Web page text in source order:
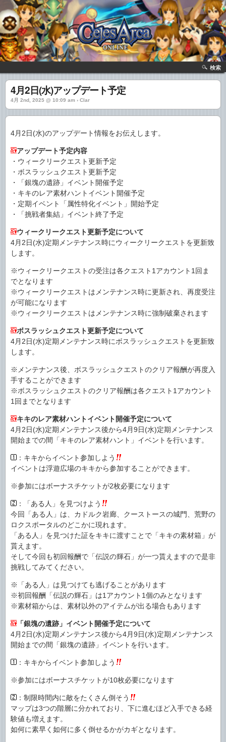
検索
4月2日(水)アップデート予定
4月 2nd, 2025 @ 10:09 am › Clar
4月2日(水)のアップデート情報をお伝えします。
アップデート予定内容
・ウィークリークエスト更新予定
・ボスラッシュクエスト更新予定
・「銀塊の遺跡」イベント開催予定
・キキのレア素材ハントイベント開催予定
・定期イベント「属性特化イベント」開始予定
・「挑戦者集結」イベント終了予定
ウィークリークエスト更新予定について
4月2日(水)定期メンテナンス時にウィークリークエストを更新致
します。
※ウィークリークエストの受注は各クエスト1アカウント1回ま
でとなります
※ウィークリークエストはメンテナンス時に更新され、再度受注
が可能になります
※ウィークリークエストはメンテナンス時に強制破棄されます
ボスラッシュクエスト更新予定について
4月2日(水)定期メンテナンス時にボスラッシュクエストを更新致
します。
※メンテナンス後、ボスラッシュクエストのクリア報酬が再度入
手することができます
※ボスラッシュクエストのクリア報酬は各クエスト1アカウント
1回までとなります
キキのレア素材ハントイベント開催予定について
4月2日(水)定期メンテナンス後から4月9日(水)定期メンテナンス
開始までの間「キキのレア素材ハント」イベントを行います。
：キキからイベント参加しよう
イベントは浮遊広場のキキから参加することができます。
※参加にはボーナスチケットが2枚必要になります
：「ある人」を見つけよう
今回「ある人」は、カドルク岩廊、クーストースの城門、荒野の
ロクスポータルのどこかに現れます。
「ある人」を見つけた証をキキに渡すことで「キキの素材箱」が
貰えます。
そして今回も初回報酬で「伝説の輝石」が一つ貰えますので是非
挑戦してみてください。
※「ある人」は見つけても逃げることがあります
※初回報酬「伝説の輝石」は1アカウント1個のみとなります
※素材箱からは、素材以外のアイテムが出る場合もあります
「銀塊の遺跡」イベント開催予定について
4月2日(水)定期メンテナンス後から4月9日(水)定期メンテナンス
開始までの間「銀塊の遺跡」イベントを行います。
：キキからイベント参加しよう
※参加にはボーナスチケットが10枚必要になります
：制限時間内に敵をたくさん倒そう
マップは3つの階層に分かれており、下に進むほど入手できる経
験値も増えます。
如何に素早く如何に多く倒せるかがカギとなります。